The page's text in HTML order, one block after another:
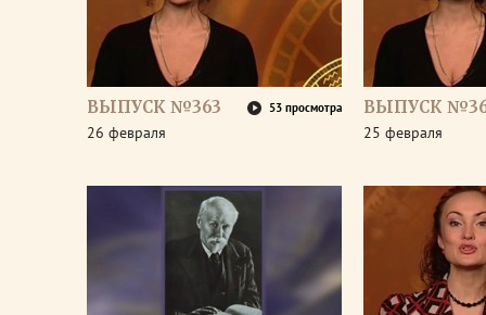
ВЫПУСК №363 53 просмотра
26 февраля
ВЫПУСК
25 февраля